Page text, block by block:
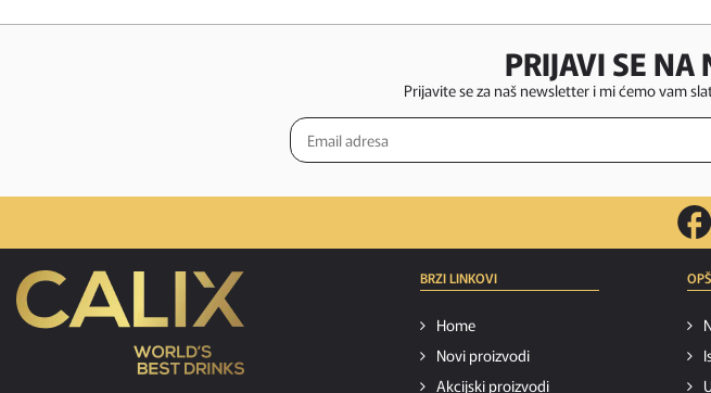
PRIJAVI SE NA
Prijavite se za naš newsletter i mi ćemo vam
BRZI LINKOVI
Home
Novi proizvodi
Akcijski proizvodi